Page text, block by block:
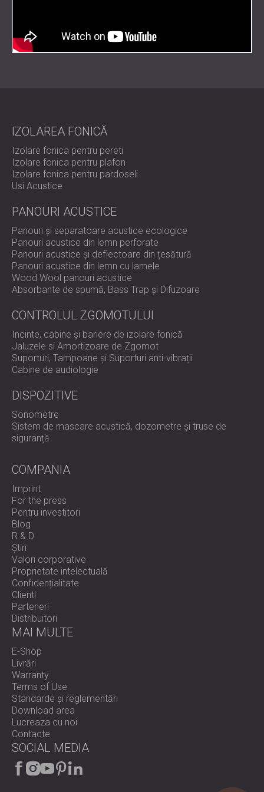
IZOLAREA FONICĂ
Izolare fonica pentru pereti
Izolare fonica pentru plafon
Izolare fonica pentru pardoseli
Usi Acustice
PANOURI ACUSTICE
Panouri și separatoare acustice ecologice
Panouri acustice din lemn perforate
Panouri acustice și deflectoare din țesătură
Panouri acustice din lemn cu lamele
Wood Wool panouri acustice
Absorbante de spumă, Bass Trap și Difuzoare
CONTROLUL ZGOMOTULUI
Incinte, cabine și bariere de izolare fonică
Jaluzele si Amortizoare de Zgomot
Suporturi, Tampoane și Suporturi anti-vibrații
Cabine de audiologie
DISPOZITIVE
Sonometre
Sistem de mascare acustică, dozometre și truse de
siguranță
COMPANIA
Imprint
For the press
Pentru investitori
Blog
R & D
Știri
Valori corporative
Proprietate intelectuală
Confidențialitate
Clienti
Parteneri
Distribuitori
MAI MULTE
E-Shop
Livrări
Warranty
Terms of Use
Standarde și reglementări
Download area
Lucreaza cu noi
Contacte
SOCIAL MEDIA